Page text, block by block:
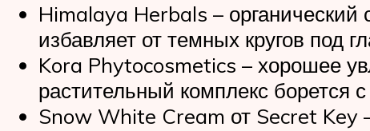
Himalaya Herbals –
избавляет от темных кругов под
Kora Phytocosmetics – хорошее
растительный комплекс борется
Snow White Cream от Secret Key